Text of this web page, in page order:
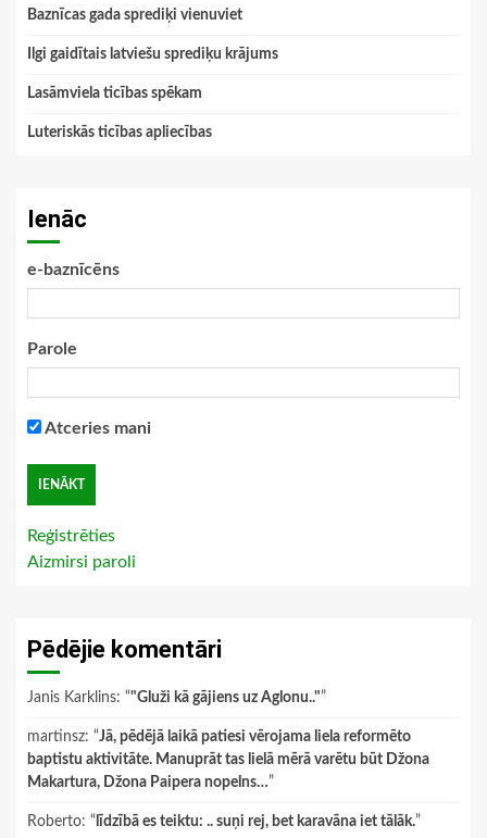
Baznīcas gada sprediķi vienuviet
Ilgi gaidītais latviešu sprediķu krājums
Lasāmviela ticības spēkam
Luteriskās ticības apliecības
Ienāc
e-baznīcēns
Parole
Atceries mani
Reģistrēties
Aizmirsi paroli
Pēdējie komentāri
Janis Karklins: “"Gluži kā gājiens uz Aglonu.."”
martinsz: “Jā, pēdējā laikā patiesi vērojama liela reformēto
baptistu aktivitāte. Manuprāt tas lielā mērā varētu būt Džona
Makartura, Džona Paipera nopelns…”
Roberto: “ līdzībā es teiktu: .. suņi rej, bet karavāna iet tālāk.”